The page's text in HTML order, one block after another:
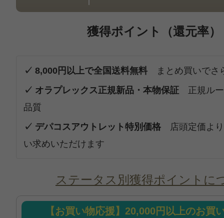
獲得ポイント（還元率）
✓ 8,000円以上で全国送料無料 まとめ買いでさ
✓ オラプレックス正規新品・本物保証 正規ルー
品質
✓ デパコスアウトレット特別価格 店頭定価よ
い求めいただけます
ステータス別獲得ポイントに
【お買い物応援】20,000円以上のお買